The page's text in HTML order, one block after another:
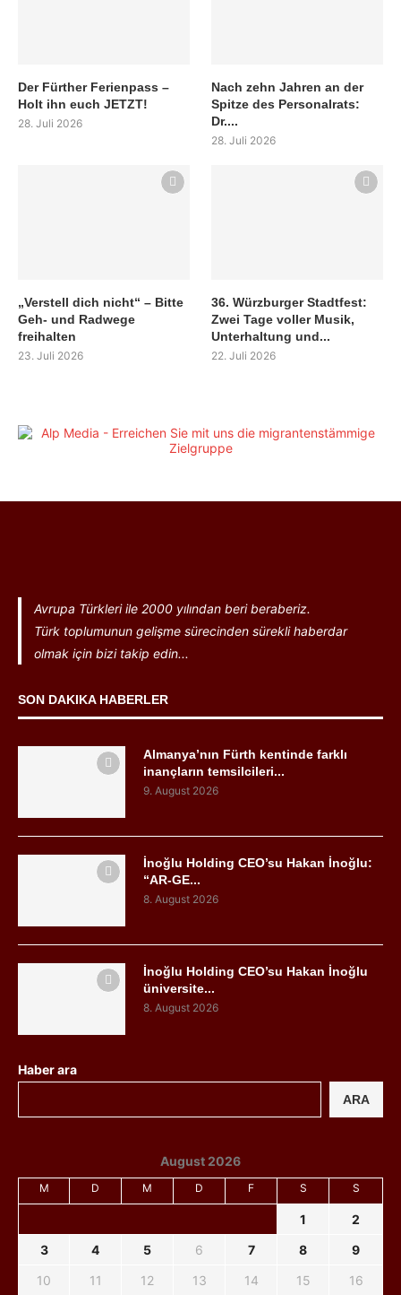
Der Fürther Ferienpass –
Holt ihn euch JETZT!
28. Juli 2026
Nach zehn Jahren an der
Spitze des Personalrats:
Dr....
28. Juli 2026
„Verstell dich nicht“ – Bitte
Geh- und Radwege
freihalten
23. Juli 2026
36. Würzburger Stadtfest:
Zwei Tage voller Musik,
Unterhaltung und...
22. Juli 2026
Avrupa Türkleri ile 2000 yılından beri beraberiz.
Türk toplumunun gelişme sürecinden sürekli haberdar
olmak için bizi takip edin...
SON DAKIKA HABERLER
Almanya’nın Fürth kentinde farklı
inançların temsilcileri...
9. August 2026
İnoğlu Holding CEO’su Hakan İnoğlu:
“AR-GE...
8. August 2026
İnoğlu Holding CEO’su Hakan İnoğlu
üniversite...
8. August 2026
Haber ara
ARA
August 2026
M D M D F S S
1
2
3
4 5 6 7 8
9
10
11 12 13 14 15 16